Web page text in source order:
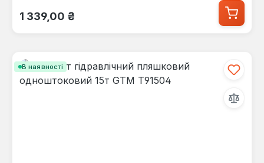
Звичайна ціна:
1 339,00 ₴
В наявності